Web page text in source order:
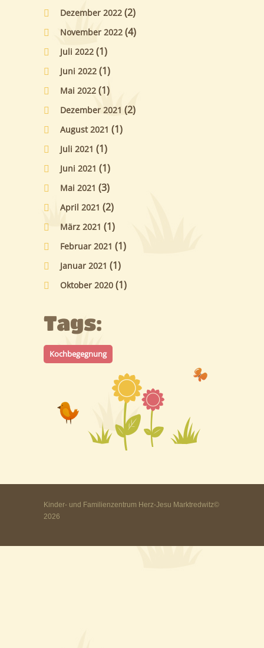
Dezember 2022 (2)
November 2022 (4)
Juli 2022 (1)
Juni 2022 (1)
Mai 2022 (1)
Dezember 2021 (2)
August 2021 (1)
Juli 2021 (1)
Juni 2021 (1)
Mai 2021 (3)
April 2021 (2)
März 2021 (1)
Februar 2021 (1)
Januar 2021 (1)
Oktober 2020 (1)
Tags:
Kochbegegnung
Kinder- und Familienzentrum Herz-Jesu Marktredwitz©
2026